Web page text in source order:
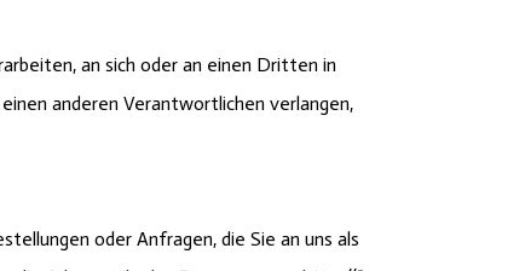
an sich oder an einen Dritten in
anderen Verantwortlichen verlangen,
oder Anfragen, die Sie an uns als